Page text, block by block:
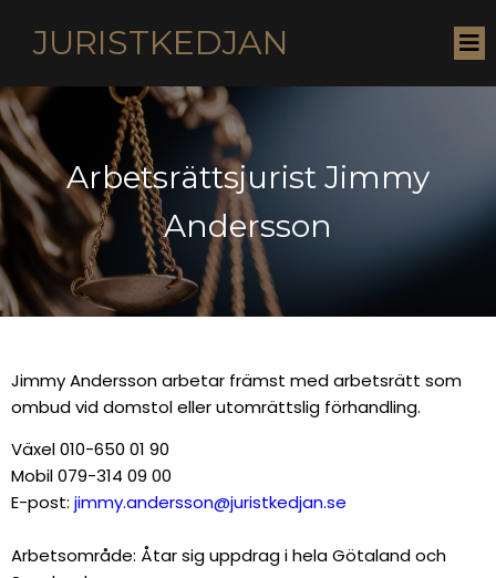
JURISTKEDJAN
Arbetsrättsjurist Jimmy
Andersson
Jimmy Andersson arbetar främst med arbetsrätt som
ombud vid domstol eller utomrättslig förhandling.
Växel 010-650 01 90
Mobil 079-314 09 00
E-post: jimmy.andersson@juristkedjan.se
Arbetsområde: Åtar sig uppdrag i hela Götaland och